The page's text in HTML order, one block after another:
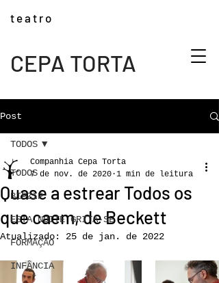
CEPA TORTA
t e a t r o
Post
TODOS
BIPZIP
ESTA NOITE GRITA-SE
FORMAÇÃO
INFÂNCIA
TODOS
Quase a estrear Todos os
que caem, de Beckett
Companhia Cepa Torta
7 de nov. de 2020 1 min de leitura
Atualizado: 25 de jan. de 2022